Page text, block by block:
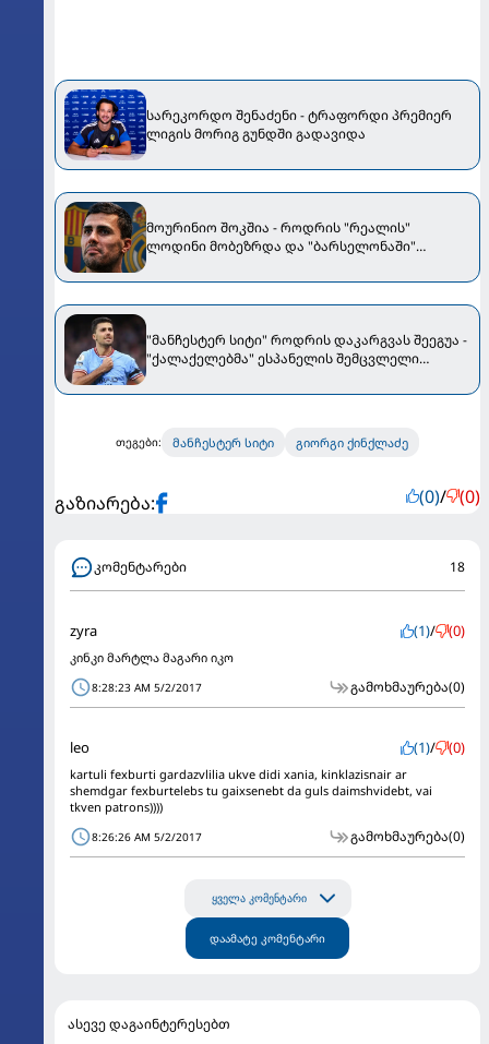
სარეკორდო შენაძენი - ტრაფორდი პრემიერ
ლიგის მორიგ გუნდში გადავიდა
მოურინიო შოკშია - როდრის "რეალის"
ლოდინი მობეზრდა და "ბარსელონაში"
"მანჩესტერ სიტი" როდრის დაკარგვას შეეგუა -
"ქალაქელებმა" ესპანელის შემცვლელი
თეგები: მანჩესტერ სიტი გიორგი ქინქლაძე
გაზიარება: (0)/ (0)
კომენტარები 18
zyra (1)/ (0)
კინკი მარტლა მაგარი იკო
8:28:23 AM 5/2/2017 გამოხმაურება(0)
leo (1)/ (0)
kartuli fexburti gardazvlilia ukve didi xania, kinklazisnair ar
shemdgar fexburtelebs tu gaixsenebt da guls daimshvidebt, vai
tkven patrons))))
8:26:26 AM 5/2/2017 გამოხმაურება(0)
ყველა კომენტარი
დაამატე კომენტარი
ასევე დაგაინტერესებთ